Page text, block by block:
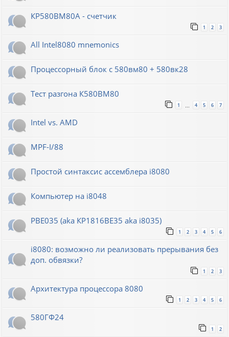
КР580ВМ80А - счетчик
1 2 3
All Intel8080 mnemonics
Процессорный блок с 580вм80 + 580вк28
Тест разгона К580ВМ80
1 … 4 5 6 7
Intel vs. AMD
MPF-I/88
Простой синтаксис ассемблера i8080
Компьютер на i8048
РВЕ035 (aka КР1816ВЕ35 aka i8035)
1 2 3 4 5 6
i8080: возможно ли реализовать прерывания без
доп. обвязки?
1 2 3
Архитектура процессора 8080
1 2 3 4 5 6
580ГФ24
1 2